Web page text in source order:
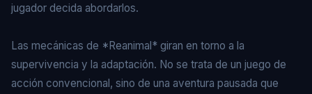
jugador decida abordarlos.
Las mecánicas de *Reanimal* giran en torno a la
supervivencia y la adaptación. No se trata de un juego de
acción convencional, sino de una aventura pausada que